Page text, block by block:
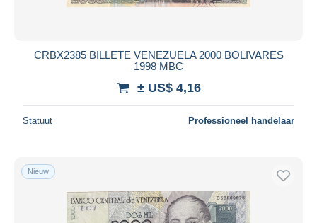
CRBX2385 BILLETE VENEZUELA 2000 BOLIVARES
1998 MBC
± US$ 4,16
Statuut Professioneel handelaar
Nieuw